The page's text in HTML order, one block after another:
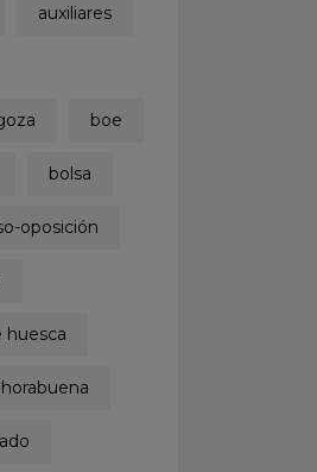
auxiliares
boe
bolsa
oposición
huesca